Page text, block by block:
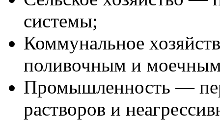
системы;
Коммунальное
поливочным и
Промышленность —
растворов и